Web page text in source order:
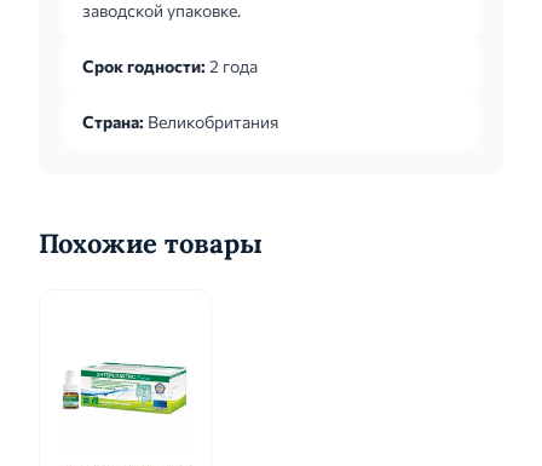
заводской упаковке.
Срок годности: 2 года
Страна: Великобритания
Похожие товары